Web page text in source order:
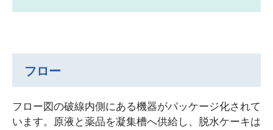
フロー
フロー図の破線内側にある機器がパッケージ化されて
います。原液と薬品を凝集槽へ供給し、脱水ケーキは